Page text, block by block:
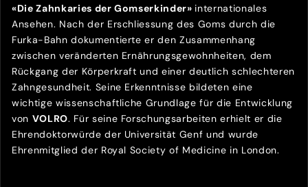
«Die Zahnkaries der Gomserkinder» internationales
Ansehen. Nach der Erschliessung des Goms durch die
Furka-Bahn dokumentierte er den Zusammenhang
zwischen veränderten Ernährungsgewohnheiten, dem
Rückgang der Körperkraft und einer deutlich schlechteren
Zahngesundheit. Seine Erkenntnisse bildeten eine
wichtige wissenschaftliche Grundlage für die Entwicklung
von VOLRO. Für seine Forschungsarbeiten erhielt er die
Ehrendoktorwürde der Universität Genf und wurde
Ehrenmitglied der Royal Society of Medicine in London.